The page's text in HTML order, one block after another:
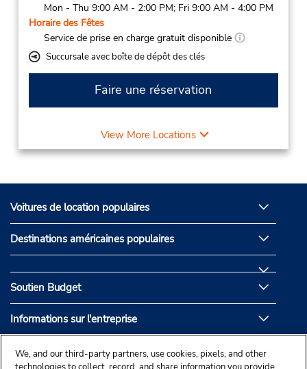
Mon - Thu 9:00 AM - 2:00 PM; Fri 9:00 AM - 4:00 PM
Horaire des Fêtes
Service de prise en charge gratuit disponible
Succursale avec boîte de dépôt des clés
Faire une réservation
View More Locations
Voitures de location populaires
Destinations américaines populaires
Soutien Budget
Informations sur l'entreprise
Partenaires de Budget
We, and our third-party partners, use cookies, pixels, and other